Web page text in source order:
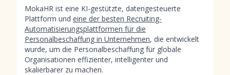
MokaHR ist eine KI-gestützte, datengesteuerte
Plattform und eine der besten Recruiting-
Automatisierungsplattformen für die
Personalbeschaffung in Unternehmen, die entwickelt
wurde, um die Personalbeschaffung für globale
Organisationen effizienter, intelligenter und
skalierbarer zu machen.